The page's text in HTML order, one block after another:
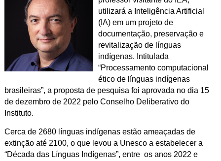
utilizará a Inteligência Artificial
(IA) em um projeto de
documentação, preservação e
revitalização de línguas
indígenas. Intitulada
“Processamento computacional
ético de línguas indígenas
brasileiras”, a proposta de pesquisa foi aprovada no dia 15
de dezembro de 2022 pelo Conselho Deliberativo do
Instituto.
Cerca de 2680 línguas indígenas estão ameaçadas de
extinção até 2100, o que levou a Unesco a estabelecer a
“Década das Línguas Indígenas”, entre os anos 2022 e